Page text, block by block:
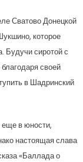
Сватово Донецкой
которое
Будучи сиротой с
своей
в Шадринский
в юности,
настоящая слава
«Баллада о